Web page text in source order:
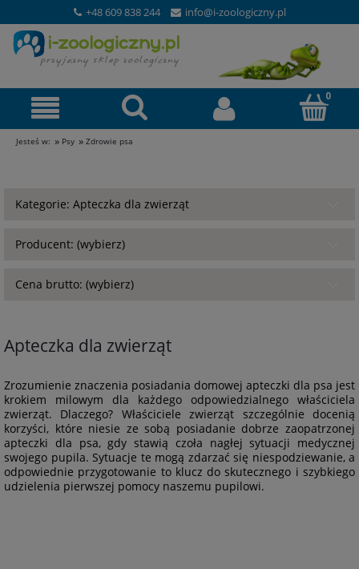
+48 609 838 244 info@i-zoologiczny.pl
Jesteś w: » Psy » Zdrowie psa
Kategorie: Apteczka dla zwierząt
Producent: (wybierz)
Cena brutto: (wybierz)
Apteczka dla zwierząt
Zrozumienie znaczenia posiadania domowej apteczki dla psa jest
krokiem milowym dla każdego odpowiedzialnego właściciela
zwierząt. Dlaczego? Właściciele zwierząt szczególnie docenią
korzyści, które niesie ze sobą posiadanie dobrze zaopatrzonej
apteczki dla psa, gdy stawią czoła nagłej sytuacji medycznej
swojego pupila. Sytuacje te mogą zdarzać się niespodziewanie, a
odpowiednie przygotowanie to klucz do skutecznego i szybkiego
udzielenia pierwszej pomocy naszemu pupilowi.